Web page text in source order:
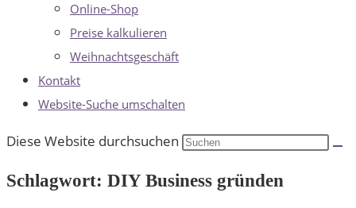
Online-Shop
Preise kalkulieren
Weihnachtsgeschäft
Kontakt
Website-Suche umschalten
Diese Website durchsuchen
Schlagwort: DIY Business gründen